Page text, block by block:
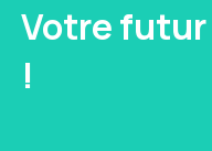
Votre
!